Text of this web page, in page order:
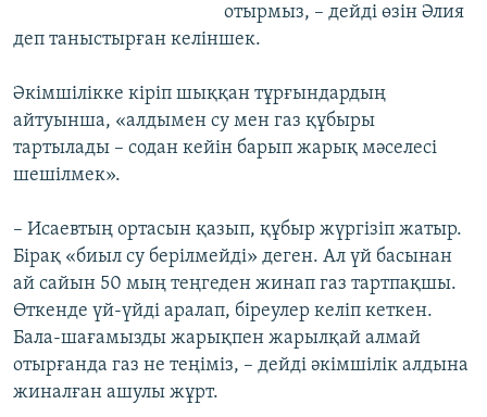
отырмыз, – дейді өзін Әлия
деп таныстырған келіншек.
Әкімшілікке кіріп шыққан тұрғындардың
айтуынша, «алдымен су мен газ құбыры
тартылады – содан кейін барып жарық мәселесі
шешілмек».
– Исаевтың ортасын қазып, құбыр жүргізіп жатыр.
Бірақ «биыл су берілмейді» деген. Ал үй басынан
ай сайын 50 мың теңгеден жинап газ тартпақшы.
Өткенде үй-үйді аралап, біреулер келіп кеткен.
Бала-шағамызды жарықпен жарылқай алмай
отырғанда газ не теңіміз, – дейді әкімшілік алдына
жиналған ашулы жұрт.